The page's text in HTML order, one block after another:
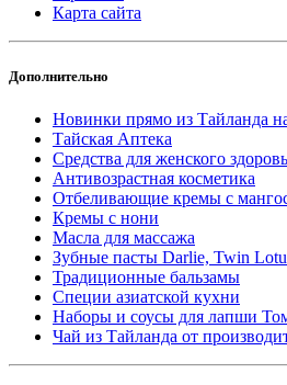
Карта сайта
Дополнительно
Новинки прямо из Тайланда на
Тайская Аптека
Средства для женского
Антивозрастная косметика
Отбеливающие кремы с
Кремы с нони
Масла для массажа
Зубные пасты Darlie, Twin
Традиционные бальзамы
Специи азиатской кухни
Наборы и соусы для лапши
Чай из Тайланда от